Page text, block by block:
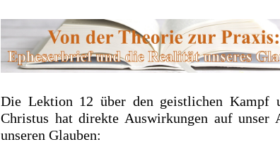
Die Lektion 12 über den geistlichen Kampf
Christus hat direkte Auswirkungen auf unser
unseren Glauben: